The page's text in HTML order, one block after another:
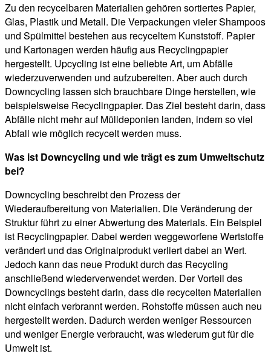
Zu den recycelbaren Materialien gehören sortiertes Papier,
Glas, Plastik und Metall. Die Verpackungen vieler Shampoos
und Spülmittel bestehen aus recyceltem Kunststoff. Papier
und Kartonagen werden häufig aus Recyclingpapier
hergestellt. Upcycling ist eine beliebte Art, um Abfälle
wiederzuverwenden und aufzubereiten. Aber auch durch
Downcycling lassen sich brauchbare Dinge herstellen, wie
beispielsweise Recyclingpapier. Das Ziel besteht darin, dass
Abfälle nicht mehr auf Mülldeponien landen, indem so viel
Abfall wie möglich recycelt werden muss.
Was ist Downcycling und wie trägt es zum Umweltschutz
bei?
Downcycling beschreibt den Prozess der
Wiederaufbereitung von Materialien. Die Veränderung der
Struktur führt zu einer Abwertung des Materials. Ein Beispiel
ist Recyclingpapier. Dabei werden weggeworfene Wertstoffe
verändert und das Originalprodukt verliert dabei an Wert.
Jedoch kann das neue Produkt durch das Recycling
anschließend wiederverwendet werden. Der Vorteil des
Downcyclings besteht darin, dass die recycelten Materialien
nicht einfach verbrannt werden. Rohstoffe müssen auch neu
hergestellt werden. Dadurch werden weniger Ressourcen
und weniger Energie verbraucht, was wiederum gut für die
Umwelt ist.